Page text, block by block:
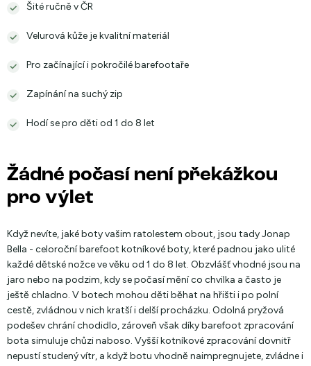
Šité ručně v ČR
Velurová kůže je kvalitní materiál
Pro začínající i pokročilé barefootaře
Zapínání na suchý zip
Hodí se pro děti od 1 do 8 let
Žádné počasí není překážkou
pro výlet
Když nevíte, jaké boty vašim ratolestem obout, jsou tady Jonap
Bella - celoroční barefoot kotníkové boty, které padnou jako ulité
každé dětské nožce ve věku od 1 do 8 let. Obzvlášť vhodné jsou na
jaro nebo na podzim, kdy se počasí mění co chvilka a často je
ještě chladno. V botech mohou děti běhat na hřišti i po polní
cestě, zvládnou v nich kratší i delší procházku. Odolná pryžová
podešev chrání chodidlo, zároveň však díky barefoot zpracování
bota simuluje chůzi naboso. Vyšší kotníkové zpracování dovnitř
nepustí studený vítr, a když botu vhodně naimpregnujete, zvládne i